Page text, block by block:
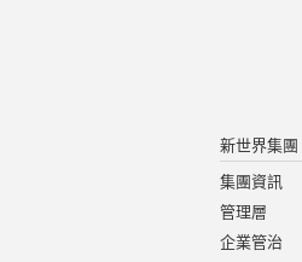
新世界集團
集團資訊
管理層
企業管治